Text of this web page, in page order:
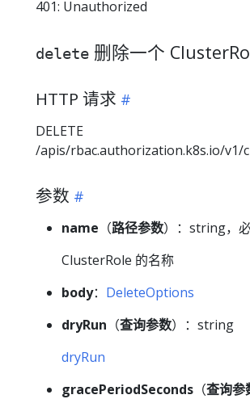
401: Unauthorized
delete 删除一个
HTTP 请求
DELETE
/apis/rbac.authorization.k8s.io/v1/
参数
name （路径参数）：string，
ClusterRole 的名称
body： DeleteOptions
dryRun （查询参数）：string
dryRun
gracePeriodSeconds （查询参